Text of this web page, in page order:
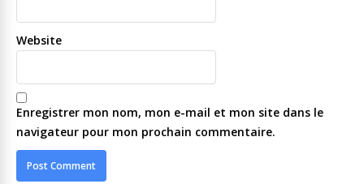
Website
Enregistrer mon nom, mon e-mail et mon site dans le
navigateur pour mon prochain commentaire.